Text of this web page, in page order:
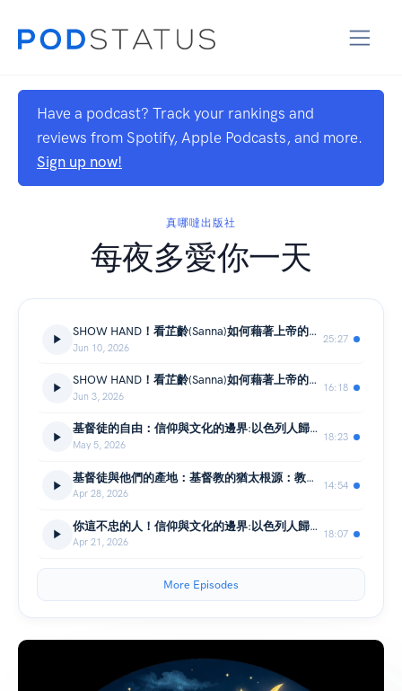
Have a podcast? Track your rankings and
reviews from Spotify, Apple Podcasts, and more.
Sign up now!
真哪噠出版社
每夜多愛你一天
SHOW HAND！看芷齡(Sanna)如何藉著上帝的大能戰勝恐慌症（下）
Jun 10, 2026
25:27
SHOW HAND！看芷齡(Sanna)如何藉著上帝的大能戰勝恐慌症（上）
Jun 3, 2026
16:18
基督徒的自由：信仰與文化的邊界:以色列人歸回後的婚姻挑戰（四）
May 5, 2026
18:23
基督徒與他們的產地：基督教的猶太根源：教會如何偏離真理的源頭、被連根拔起，而神正指明回家之路
Apr 28, 2026
14:54
你這不忠的人！信仰與文化的邊界:以色列人歸回後的婚姻挑戰（三）
Apr 21, 2026
18:07
More Episodes